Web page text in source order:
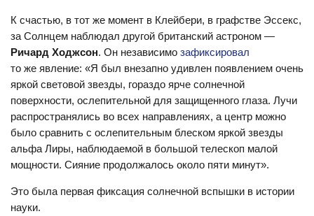
К счастью, в тот же момент в Клейбери, в графстве Эссекс,
за Солнцем наблюдал другой британский астроном —
Ричард Ходжсон. Он независимо зафиксировал
то же явление: «Я был внезапно удивлен появлением очень
яркой световой звезды, гораздо ярче солнечной
поверхности, ослепительной для защищенного глаза. Лучи
распространялись во всех направлениях, а центр можно
было сравнить с ослепительным блеском яркой звезды
альфа Лиры, наблюдаемой в большой телескоп малой
мощности. Сияние продолжалось около пяти минут».
Это была первая фиксация солнечной вспышки в истории
науки.